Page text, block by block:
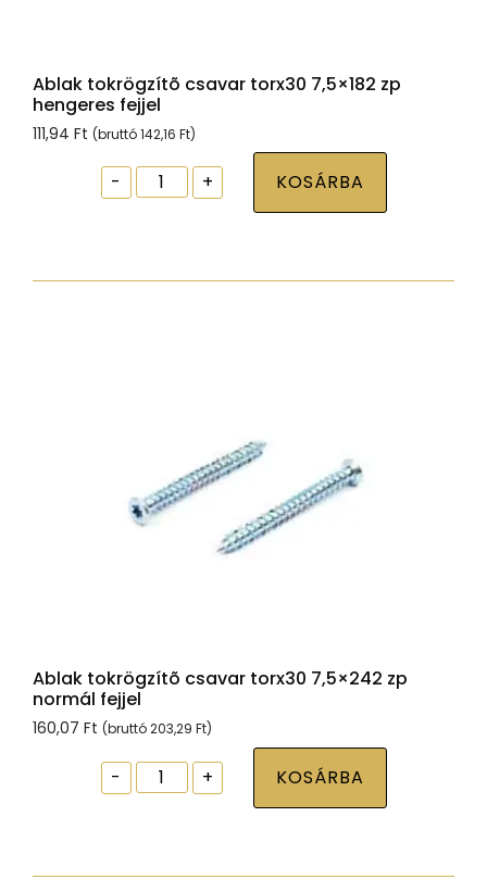
Ablak tokrögzítõ csavar torx30 7,5×182 zp
hengeres fejjel
111,94 Ft (bruttó142,16 Ft)
-
Ablak
tokrögzítõ
7,5x182
+ KOSÁRBA
Ablak tokrögzítõ csavar torx30 7,5×242 zp
normál fejjel
160,07 Ft (bruttó203,29 Ft)
-
Ablak
tokrögzítõ
7,5x242
+ KOSÁRBA